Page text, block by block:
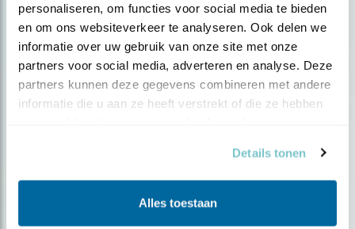
personaliseren, om functies voor social media te bieden
en om ons websiteverkeer te analyseren. Ook delen we
informatie over uw gebruik van onze site met onze
partners voor social media, adverteren en analyse. Deze
partners kunnen deze gegevens combineren met andere
informatie die u aan ze heeft verstrekt of die ze hebben
Details tonen
Alles toestaan